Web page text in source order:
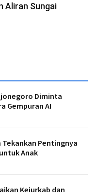
Aliran Sungai
Diminta
Gempuran AI
Pentingnya
Anak
Kejurkab dan